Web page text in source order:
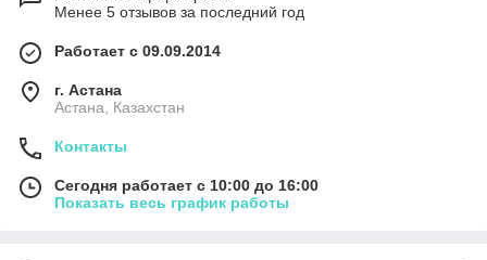
Менее 5 отзывов за последний год
Работает с 09.09.2014
г. Астана
Астана, Казахстан
Контакты
Сегодня работает с 10:00 до 16:00
Показать весь график работы